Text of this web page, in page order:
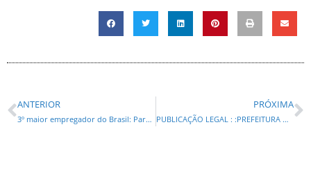
ANTERIOR
3º maior empregador do Brasil: Paraná bate marca de 102 mil carteiras assinadas em 2025
PRÓXIMA
PUBLICAÇÃO LEGAL : :PREFEITURA DO MUNICÍPIO DE TIBAGI- Pregão Eletrônico Nº 23/2025